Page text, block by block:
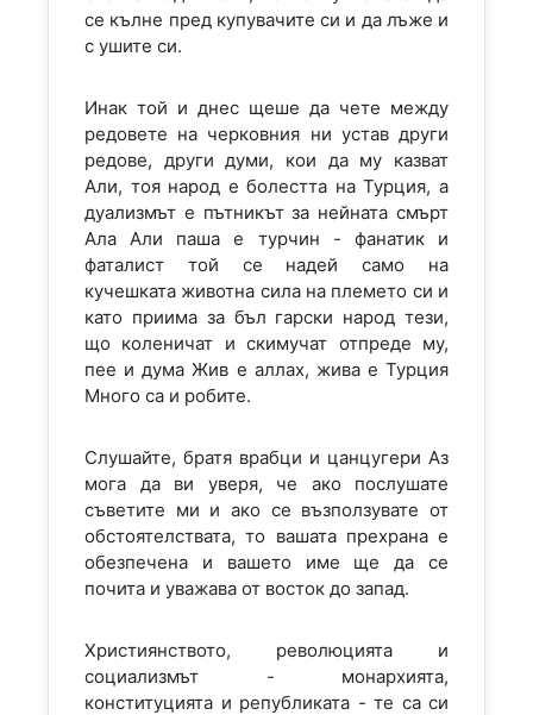
се кълне пред купувачите си и да лъже и
с ушите си.
Инак той и днес щеше да чете между
редовете на черковния ни устав други
редове, други думи, кои да му казват
Али, тоя народ е болестта на Турция, а
дуализмът е пътникът за нейната смърт
Ала Али паша е турчин - фанатик и
фаталист той се надей само на
кучешката животна сила на племето си и
като приима за бъл гарски народ тези,
що коленичат и скимучат отпреде му,
пее и дума Жив е аллах, жива е Турция
Много са и робите.
Слушайте, братя врабци и цанцугери Аз
мога да ви уверя, че ако послушате
съветите ми и ако се възползувате от
обстоятелствата, то вашата прехрана е
обезпечена и вашето име ще да се
почита и уважава от восток до запад.
Християнството, революцията и
социализмът - монархията,
конституцията и републиката - те са си